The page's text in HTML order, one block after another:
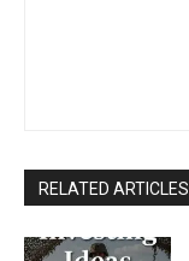
RELATED ARTICLES